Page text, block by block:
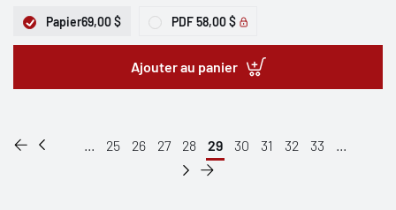
Papier69,00 $ PDF 58,00 $
Ajouter au panier
... 25 26 27 28 29 30 31 32 33 ...